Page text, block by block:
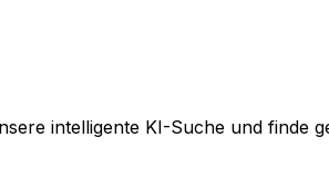
intelligente KI-Suche und finde